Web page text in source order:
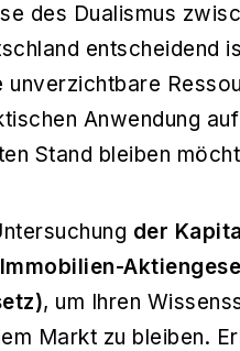
des Dualismus
entscheidend
unverzichtbare
Anwendung
Stand bleiben
der
, um Ihren
Markt zu bleiben.